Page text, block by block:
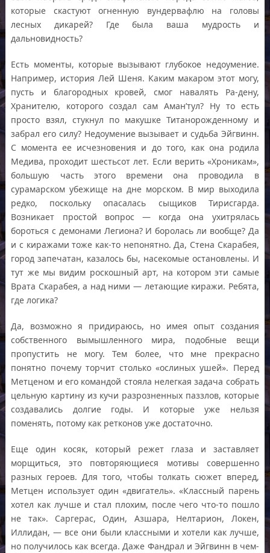
которые скастуют огненную вундервафлю на головы
лесных дикарей? Где была ваша мудрость и
дальновидность?
Есть моменты, которые вызывают глубокое недоумение.
Например, история Лей Шеня. Каким макаром этот могу,
пусть и благородных кровей, смог навалять Ра-дену,
Хранителю, которого создал сам Аман’тул? Ну то есть
просто взял, стукнул по макушке Титанорожденному и
забрал его силу? Недоумение вызывает и судьба Эйгвинн.
С момента ее исчезновения и до того, как она родила
Медива, проходит шестьсот лет. Если верить «Хроникам»,
большую часть этого времени она проводила в
сурамарском убежище на дне морском. В мир выходила
редко, поскольку опасалась сыщиков Тирисгарда.
Возникает простой вопрос — когда она ухитрялась
бороться с демонами Легиона? И боролась ли вообще? Да
и с киражами тоже как-то непонятно. Да, Стена Скарабея,
город запечатан, казалось бы, насекомые остановлены. И
тут же мы видим роскошный арт, на котором эти самые
Врата Скарабея, а над ними — летающие киражи. Ребята,
где логика?
Да, возможно я придираюсь, но имея опыт создания
собственного вымышленного мира, подобные вещи
пропустить не могу. Тем более, что мне прекрасно
понятно почему торчит столько «ослиных ушей». Перед
Метценом и его командой стояла нелегкая задача собрать
цельную картину из кучи разрозненных паззлов, которые
создавались долгие годы. И которые уже нельзя
поменять, потому как ретконов уже достаточно.
Еще один косяк, который режет глаза и заставляет
морщиться, это повторяющиеся мотивы совершенно
разных героев. Для того, чтобы толкать сюжет вперед,
Метцен использует один «двигатель». «Классный парень
хотел как лучше и стал плохим, после чего что-то пошло
не так». Саргерас, Один, Азшара, Нелтарион, Локен,
Иллидан, — все они были классными и хотели как лучше,
но получилось как всегда. Даже Фандрал и Эйгвинн в чем-